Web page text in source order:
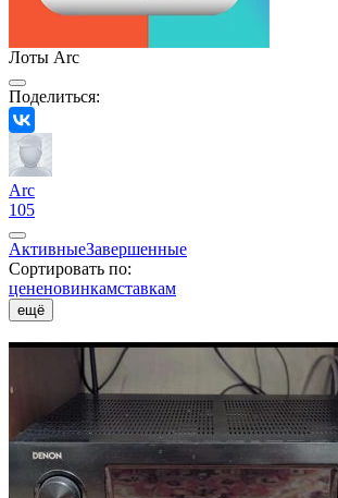
Лоты Arc
Поделиться:
Arc
105
АктивныеЗавершенные
Сортировать по:
цененовинкамставкам
ещё